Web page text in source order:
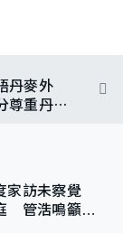
丹麥外
重丹麥
家訪未察覺
管浩鳴籲加